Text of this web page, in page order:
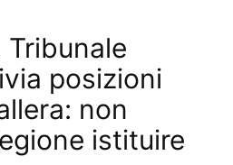
Tribunale
posizioni
non
istituire